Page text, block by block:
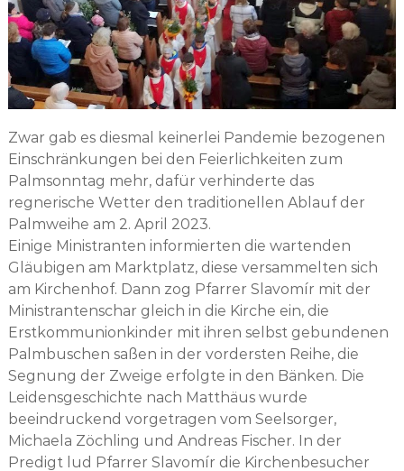
Zwar gab es diesmal keinerlei Pandemie bezogenen
Einschränkungen bei den Feierlichkeiten zum
Palmsonntag mehr, dafür verhinderte das
regnerische Wetter den traditionellen Ablauf der
Palmweihe am 2. April 2023.
Einige Ministranten informierten die wartenden
Gläubigen am Marktplatz, diese versammelten sich
am Kirchenhof. Dann zog Pfarrer Slavomír mit der
Ministrantenschar gleich in die Kirche ein, die
Erstkommunionkinder mit ihren selbst gebundenen
Palmbuschen saßen in der vordersten Reihe, die
Segnung der Zweige erfolgte in den Bänken. Die
Leidensgeschichte nach Matthäus wurde
beeindruckend vorgetragen vom Seelsorger,
Michaela Zöchling und Andreas Fischer. In der
Predigt lud Pfarrer Slavomír die Kirchenbesucher